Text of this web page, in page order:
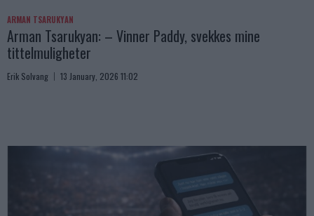
ARMAN TSARUKYAN
Arman Tsarukyan: – Vinner Paddy, svekkes mine
tittelmuligheter
Erik Solvang 13 January, 2026 11:02